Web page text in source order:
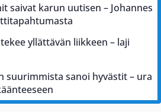
saivat karun uutisen – Johannes
yllättävän liikkeen – laji
suurimmista sanoi hyvästit – ura